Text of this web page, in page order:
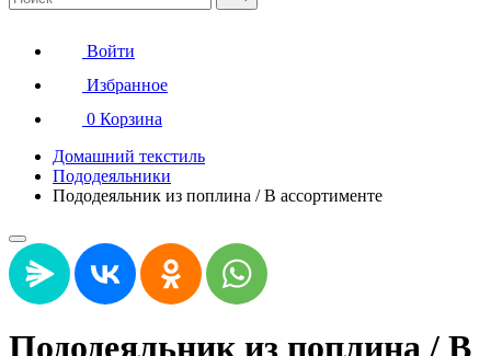
Войти
Избранное
0 Корзина
Домашний текстиль
Пододеяльники
Пододеяльник из поплина / В ассортименте
Пододеяльник из поплина / В